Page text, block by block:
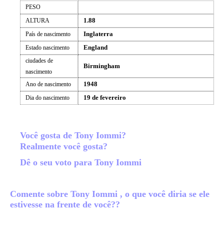
PESO
ALTURA
1.88
País de nascimento Inglaterra
Estado nascimento England
ciudades de
nascimento
Birmingham
Ano de nascimento 1948
Dia do nascimento 19 de fevereiro
Você gosta de Tony Iommi?
Realmente você gosta?
Dê o seu voto para Tony Iommi
Comente sobre Tony Iommi , o que você diria se ele
estivesse na frente de você??